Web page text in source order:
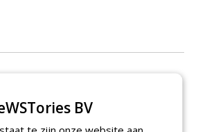
10-2012
1 sec
BV
te zijn onze website aan